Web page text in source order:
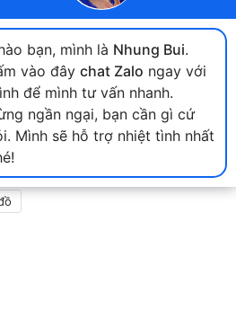
BẢN ĐỒ
đến 10X Nam Hòa
bạn, mình là Nhung Bui.
vào đây chat Zalo ngay với
để mình tư vấn nhanh.
ngần ngại, bạn cần gì cứ
Mình sẽ hỗ trợ nhiệt tình nhất